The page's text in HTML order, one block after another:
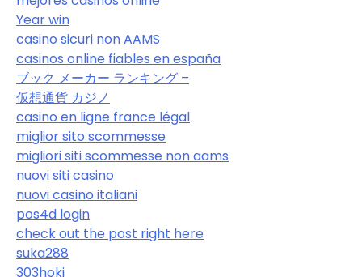
Year win
casino sicuri non AAMS
casinos online fiables en españa
ブック メーカー ランキング –
仮想通貨 カジノ
casino en ligne france légal
miglior sito scommesse
migliori siti scommesse non aams
nuovi siti casino
nuovi casino italiani
pos4d login
check out the post right here
suka288
303hoki